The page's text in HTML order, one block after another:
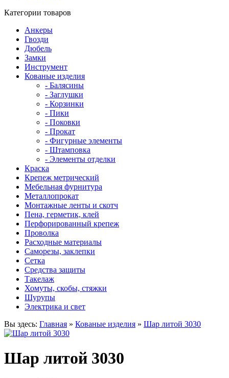
Категории товаров
Анкеры
Гвозди
Дюбель
Замки
Инструмент
Кованые изделия
- Балясины
- Заглушки
- Корзинки
- Пики
- Поковки
- Прокат
- Фигурные элементы
- Штамповка
- Элементы отделки
Краска
Крепеж метрический
Мебельная фурнитура
Металлопрокат
Монтажные ленты и скотч
Пена, герметик, клей
Перфорированный крепеж
Проволка
Расходные материалы
Саморезы, заклепки
Сетка
Средства защиты
Такелаж
Хомуты, скобы, стяжки
Шурупы
Электрика и свет
Вы здесь: Главная » Кованые изделия » Шар литой 3030
Шар литой 3030